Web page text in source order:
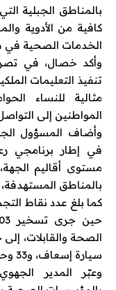
بالمناطق الجبلية
كافية من الأدوية
الخدمات الصحية
وأكد خصال، في
تنفيذ التعليمات
مثالية للنساء
المواطنين إلى
وأضاف المسؤول
بالمناطق المستهدفة، تم
سيارة إسعاف، و33 وحدة طبية متنقلة، و15 شاحنة طبية.
وعبّر المدير